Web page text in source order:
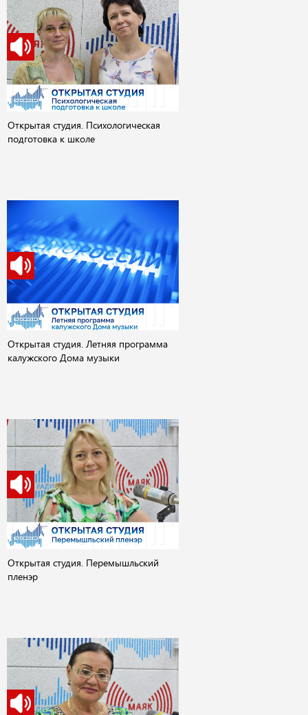
Открытая студия. Психологическая
подготовка к школе
Открытая студия. Летняя программа
калужского Дома музыки
Открытая студия. Перемышльский
пленэр